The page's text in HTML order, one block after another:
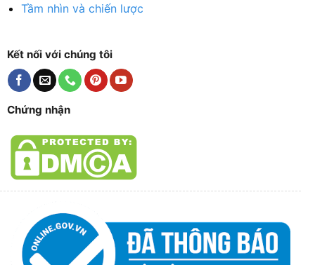
Tầm nhìn và chiến lược
Kết nối với chúng tôi
Chứng nhận